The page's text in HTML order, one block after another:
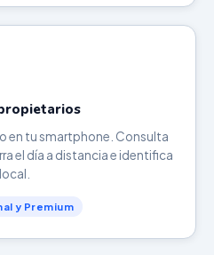
en tu smartphone. Consulta
el día a distancia e identifica
y Premium